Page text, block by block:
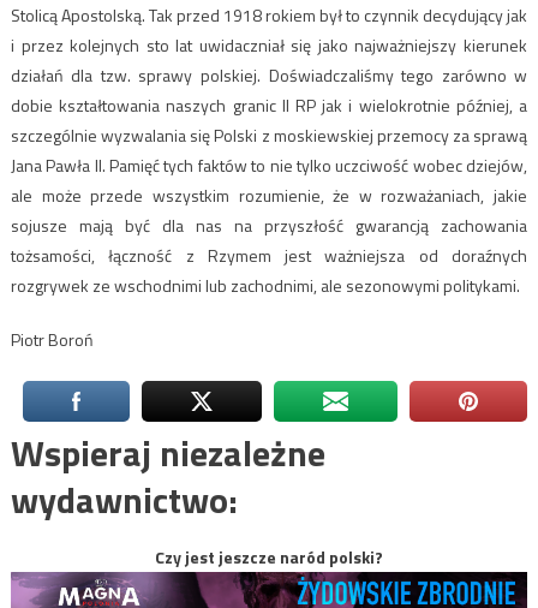
Stolicą Apostolską. Tak przed 1918 rokiem był to czynnik decydujący jak
i przez kolejnych sto lat uwidaczniał się jako najważniejszy kierunek
działań dla tzw. sprawy polskiej. Doświadczaliśmy tego zarówno w
dobie kształtowania naszych granic II RP jak i wielokrotnie później, a
szczególnie wyzwalania się Polski z moskiewskiej przemocy za sprawą
Jana Pawła II. Pamięć tych faktów to nie tylko uczciwość wobec dziejów,
ale może przede wszystkim rozumienie, że w rozważaniach, jakie
sojusze mają być dla nas na przyszłość gwarancją zachowania
tożsamości, łączność z Rzymem jest ważniejsza od doraźnych
rozgrywek ze wschodnimi lub zachodnimi, ale sezonowymi politykami.
Piotr Boroń
Wspieraj niezależne
wydawnictwo:
Czy jest jeszcze naród polski?